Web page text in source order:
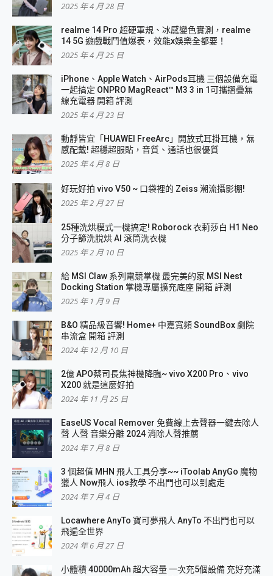
2025 年 4 月 28 日
realme 14 Pro 超硬軍規、冰感變色實測，realme
14 5G 遊戲戰鬥值爆表，效能x娛樂全都要！
2025 年 4 月 25 日
iPhone、Apple Watch、AirPods耳機 三個設備充電
一起搞定 ONPRO MagReact™ M3 3 in 1可攜摺疊無
線充電器 開箱 評測
2025 年 4 月 23 日
動靜皆宜「HUAWEI FreeArc」開放式耳掛耳機，無
感配戴! 超穩超服貼，音質、通話也很優質
2025 年 4 月 8 日
好玩好拍 vivo V50 ~ 口袋裡的 Zeiss 潮流攝影棚!
2025 年 2 月 27 日
25種洗烘模式一機搞定! Roborock 衣莉莎白 H1 Neo
分子篩洗脫烘 AI 滾筒洗衣機
2025 年 2 月 10 日
給 MSI Claw 系列電競掌機 最完美的家 MSI Nest
Docking Station 掌機專屬擴充底座 開箱 評測
2025 年 1 月 9 日
B&O 精品級音響! Home+ 中嘉寬頻 SoundBox 劇院
串流盒 開箱 評測
2024 年 12 月 10 日
2億 APO蔡司長焦神機降臨~ vivo X200 Pro、vivo
X200 就是這麼好拍
2024 年 11 月 25 日
EaseUS Vocal Remover 免費線上去聲器一鍵去除人
聲 人聲 音樂分離 2024 消除人聲推薦
2024 年 7 月 8 日
3 個超值 MHN 飛人工具分享~~ iToolab AnyGo 魔物
獵人 Now飛人 ios教學 不出門也可以到處走
2024 年 7 月 4 日
Locawhere AnyTo 寶可夢飛人 AnyTo 不出門也可以
飛遍全世界
2024 年 6 月 27 日
小體積 40000mAh 超大容量 一次充5個設備 充好充滿